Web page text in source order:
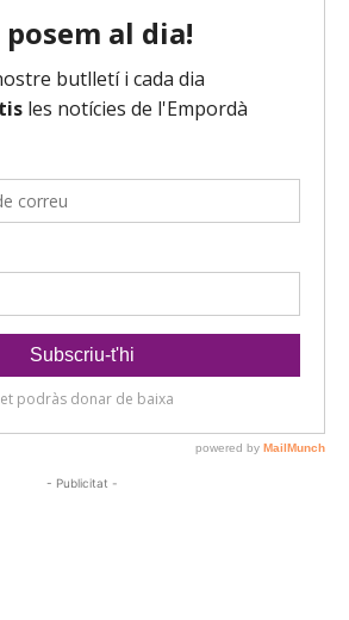
- Publicitat -